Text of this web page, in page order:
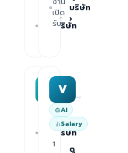
ดู
บริษัท
เปิด
รับ
บริษัท
›
MAA group
—
งาน ดู
บริษัท
V —
AI
Salary
1
ดู